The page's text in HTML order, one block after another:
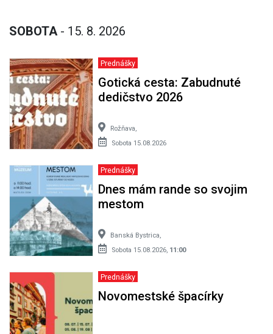
SOBOTA - 15. 8. 2026
Prednášky
Gotická cesta: Zabudnuté
dedičstvo 2026
Rožňava,
Sobota 15.08.2026
Prednášky
Dnes mám rande so svojim
mestom
Banská Bystrica,
Sobota 15.08.2026, 11:00
Prednášky
Novomestské špacírky